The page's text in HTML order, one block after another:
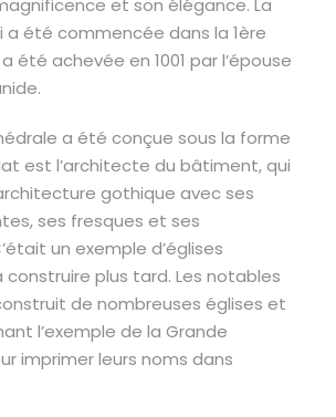
a été commencée dans la 1ère
été achevée en 1001 par l’épouse
a été conçue sous la forme
est l’architecte du bâtiment, qui
gothique avec ses
ses fresques et ses
un exemple d’églises
construire plus tard. Les notables
de nombreuses églises et
l’exemple de la Grande
imprimer leurs noms dans